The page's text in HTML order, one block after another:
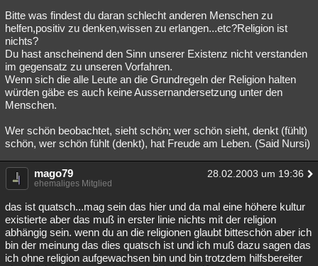
Bitte was findest du daran schlecht anderen Menschen zu
helfen,positiv zu denken,wissen zu erlangen...etc?Religion ist
nichts?
Du hast anscheinend den Sinn unserer Existenz nicht verstanden
im gegensatz zu unseren Vorfahren.
Wenn sich die alle Leute an die Grundregeln der Religion halten
würden gäbe es auch keine Aussernandersetzung unter den
Menschen.
Wer schön beobachtet, sieht schön; wer schön sieht, denkt (fühlt)
schön, wer schön fühlt (denkt), hat Freude am Leben. (Said Nursi)
mago79 28.02.2003 um 19:36
ehemaliges Mitglied
das ist quatsch...mag sein das hier und da mal eine höhere kultur
existierte aber das muß in erster linie nichts mit der religion
abhängig sein. wenn du an die religionen glaubt bitteschön aber ich
bin der meinung das dies quatsch ist und ich muß dazu sagen das
ich ohne religion aufgewachsen bin und bin trotzdem hilfsbereiter